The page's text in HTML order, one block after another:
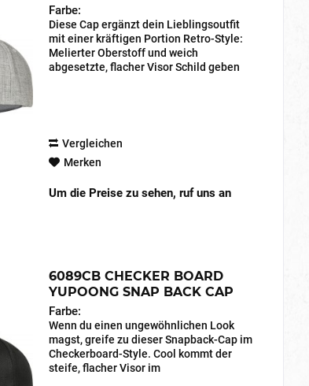
Farbe:
Diese Cap ergänzt dein Lieblingsoutfit
mit einer kräftigen Portion Retro-Style:
Melierter Oberstoff und weich
abgesetzte, flacher Visor Schild geben
Vergleichen
Merken
Um die Preise zu sehen, ruf uns an
6089CB CHECKER BOARD
YUPOONG SNAP BACK CAP
Farbe:
Wenn du einen ungewöhnlichen Look
magst, greife zu dieser Snapback-Cap im
Checkerboard-Style. Cool kommt der
steife, flacher Visor im